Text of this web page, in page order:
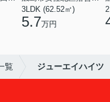
3LDK (62.52㎡)
5.7万円
覧 ジューエイハイツ